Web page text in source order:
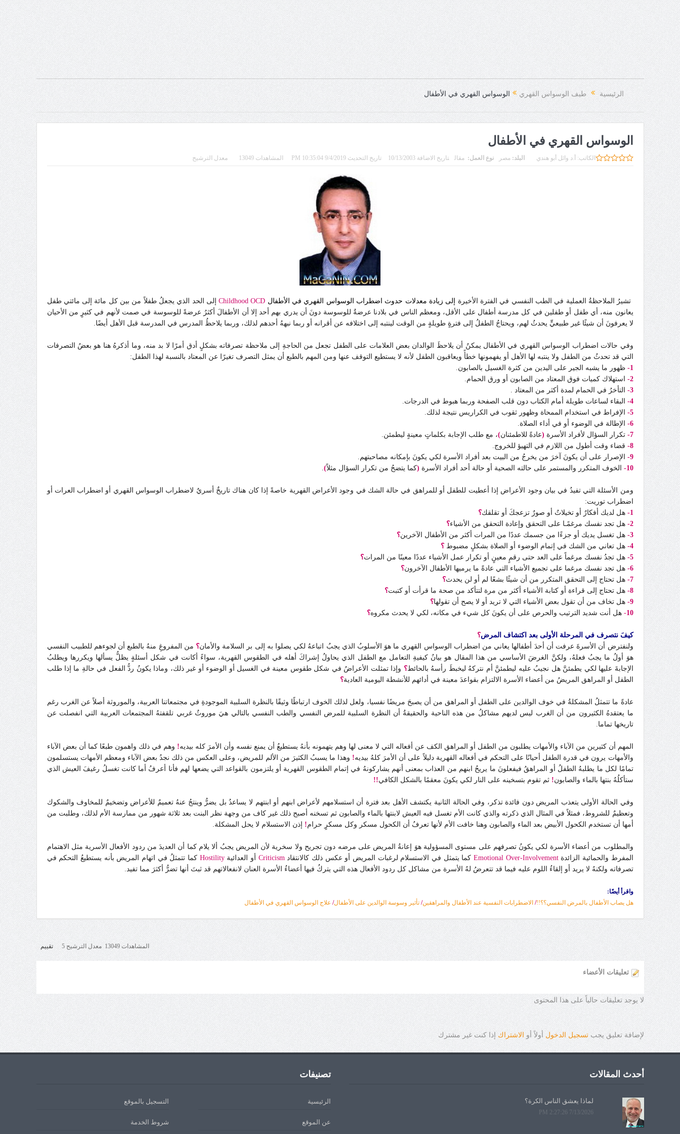
الرئيسية طيف الوسواس القهري الوسواس القهري في الأطفال
الوسواس القهري في الأطفال
الكاتب: أ.د وائل أبو هندي البلد: مصر نوع العمل:مقال تاريخ الاضافة 10/13/2003 تاريخ التحديث 9/4/2019 10:35:04 PM المشاهدات 13049 معدل الترشيح
تشيرُ الملاحظةُ العملية في الطب النفسي في الفترة الأخيرة إلى زيادة معدلات حدوث اضطراب الوسواس القهري في الأطفال Childhood OCD
إلى الحد الذي يجعلُ طفلاً من بين كل مائة إلى مائتي طفل
يعانون منه، أي طفل أو طفلين في كل مدرسة أطفال على الأقل، ومعظم الناس في بلادنا عرضةٌ للوسوسة دونَ أن يدري بهم أحد إلا أن الأطفالَ أكثرُ عرضةً للوسوسة في صمت لأنهم في كثيرٍ من الأحيان
لا يعرفونَ أن شيئًا غير طبيعيٍّ يحدثُ لهم، ويحتاجُ الطفلُ إلى فترةٍ طويلةٍ من الوقت لينتبه إلى اختلافه عن أقرانه أو ربما نبههُ أحدهم لذلك، وربما يلاحظُ المدرس في المدرسة قبل الأهل أيضًا.
وفي حالات اضطراب الوسواس القهري في الأطفال يمكنُ أن يلاحظَ الوالدان بعض العلامات على الطفل تجعل من الحاجةِ إلى ملاحظة تصرفاته بشكلٍ أدق أمرًا لا بد منه، وما أذكرهُ هنا هو بعضُ التصرفات
التي قد تحدثُ من الطفل ولا ينتبه لها الأهل أو يفهمونها خطأً ويعاقبون الطفل لأنه لا يستطيع التوقف عنها ومن المهم بالطبع أن يمثل التصرف تغيرًا عن المعتاد بالنسبة لهذا الطفل:
1- ظهور ما يشبه الجير على اليدين من كثرة الغسيل بالصابون.
2-
استهلاك كميات فوق المعتاد من الصابون أو ورق الحمام.
3-
التأخرُ في الحمام لمدة أكثر من المعتاد .
4-
البقاء لساعات طويلة أمام الكتاب دون قلب الصفحة وربما هبوط في الدرجات.
5-
الإفراط في استخدام الممحاة وظهور ثقوب في الكراريس نتيجة لذلك.
6-
الإطالة في الوضوء أو في أداء الصلاة.
7- تكرار السؤال لأفراد الأسرة (عادةً للاطمئنان)، مع طلب الإجابة بكلماتٍ معينةٍ ليطمئن.
8-
قضاء وقت أطول من اللازم في التهيؤ للخروج.
9-
الإصرار على أن يكونَ آخرَ من يخرجُ من البيت بعد أفراد الأسرة لكي يكونَ بإمكانه مصاحبتهم.
10-
الخوف المتكرر والمستمر على حالته الصحية أو حالة أحد أفراد الأسرة (كما يتضحُ من تكرار السؤال مثلاً)
.
ومن الأسئلة التي تفيدُ في بيان وجود الأعراض إذا أعطيت للطفل أو للمراهق في حالة الشك في وجود الأعراض القهرية خاصةً إذا كان هناك تاريخٌ أسريٌ لاضطراب الوسواس القهري أو اضطراب العرات أو
اضطراب توريت:
1- هل لديك أفكارٌ أو تخيلاتٌ أو صورٌ تزعجكَ أو تقلقك؟
2- هل تجد نفسك مرغمًـا على التحقق وإعادة التحقق من الأشياء؟
3- هل تغسل يديك أو جزءًا من جسمك عددًا من المرات أكثر من الأطفال الآخرين؟
4- هل تعاني من الشك في إتمام الوضوء أو الصلاة بشكلٍ مضبوط؟
5- هل تجدُ نفسك مرغماً على العد حتى رقمٍ معينٍ أو تكرار عمل الأشياء عددًا معينًا من المرات؟
6- هل تجد نفسك مرغما على تجميع الأشياء التي عادةً ما يرميها الأطفال الآخرون؟
7- هل تحتاج إلى التحقق المتكرر من أن شيئًا بشعًا لم أو لن يحدث؟
8- هل تحتاج إلى قراءة أو كتابة الأشياء أكثر من مرة لتتأكد من صحة ما قرأت أو كتبت؟
9- هل تخاف من أن تقول بعض الأشياء التي لا تريد أو لا يصح أن تقولها؟
10
- هل أنت شديد الترتيب والحرص على أن يكونَ كل شيء في مكانه، لكي لا يحدث مكروه؟
كيفَ نتصرف في المرحلة الأولى بعد اكتشاف المرض؟
ولنفترض أن الأسرةَ عرفت أن أحدَ أطفالها يعاني من اضطراب الوسواس القهري ما هوَ الأسلوبُ الذي يجبُ اتباعهُ لكي يصلوا به إلى بر السلامة والأمان؟ من المفروغِ منهُ بالطبع أن لجوءهم للطبيب النفسي
هوَ أولُ ما يجبُ فعلهُ، ولكنَّ الغرضَ الأساسي من هذا المقال هو بيانُ كيفيةِ التعامل مع الطفل الذي يحاولُ إشراكَ أهله في الطقوس القهرية، سواءً أكانت في شكل أسئلةٍ يظلُّ يسألها ويكررها ويطلبُ
الإجابةَ عليها لكي يطمئنَّ هل نجيبُ عليه ليطمئنَّ أم نتركهُ ليخبطَ رأسهُ بالحائط؟ وإذا تمثلت الأعراضُ في شكل طقوس معينة في الغسيل أو الوضوء أو غير ذلك، وماذا يكونُ ردُّ الفعل في حالةِ ما إذا طلب
الطفل أو المراهق المريضُ من أعضاء الأسرة الالتزام بقواعدَ معينة في أدائهم للأنشطة اليومية العادية؟
عادةً ما تتمثلُ المشكلةُ في خوف الوالدين على الطفل أو المراهق من أن يصبحَ مريضًا نفسيا، ولعل لذلك الخوف ارتباطًا وثيقًا بالنظرة السلبية الموجودةِ في مجتمعاتنا العربية، والموروثة أصلاً عن الغرب رغم
ما يعتقدهُ الكثيرون من أن الغرب ليس لديهم مشاكلُ من هذه الناحية والحقيقةُ أن النظرة السلبية للمرض النفسي والطب النفسي بالتالي هيَ موروثٌ غربي تلقفتهُ المجتمعات العربية التي انفصلت عن
تاريخها تماما.
المهم أن كثيرين من الآباء والأمهات يطلبون من الطفل أو المراهق الكف عن أفعاله التي لا معنى لها وهم يتهمونه بأنهُ يستطيعُ أن يمنع نفسه وأن الأمرَ كله بيديه! وهم في ذلك واهمون طبعًا كما أن بعض الآباء
والأمهات يرون في قدرة الطفل أحيانًا على التحكم في أفعاله القهرية دليلاً على أن الأمرَ كلهُ بيديه! وهذا ما يسببُ الكثيرَ من الألم للمريض، وعلى العكس من ذلك نجدُ بعض الآباء ومعظم الأمهات يستسلمون
تمامًا لكل ما يطلبهُ الطفلُ أو المراهقُ فيفعلونَ ما يريحُ ابنهم من العذاب بمعنى أنهم يشاركونهُ في إتمام الطقوس القهرية أو يلتزمون بالقواعد التي يضعها لهم فأنا أعرفُ أما كانت تغسلُ رغيفَ العيش الذي
ستأكلُهُ بنتها بالماء والصابون! ثم تقوم بتسخينه على النار لكي يكونَ معقمًا بالشكل الكافي!!
وفي الحالة الأولى يتعذب المريض دون فائدة تذكر، وفي الحالة الثانية يكتشف الأهل بعد فترة أن استسلامهم لأعراض ابنهم أو ابنتهم لا يساعدُ بل يضرُّ وينتجُ عنهُ تعميمٌ للأعراض وتضخيمٌ للمخاوف والشكوك
وتعظيمٌ للشروط، فمثلاً في المثال الذي ذكرته والذي كانت الأم تغسل فيه العيش لابنتها بالماء والصابون ثم تسخنه أصبح ذلك غير كاف من وجهة نظر البنت بعد ثلاثة شهور من ممارسة الأم لذلك، وطلبت من
أمها أن تستخدم الكحول الأبيض بعد الماء والصابون وهنا خافت الأم لأنها تعرفُ أن الكحول مسكر وكل مسكرٍ حرام! إذن الاستسلام لا يحل المشكلة.
والمطلوب من أعضاء الأسرة لكي يكونُ تصرفهم على مستوى المسؤولية هوَ إعانةُ المريض على مرضه دون تجريح ولا سخرية لأن المريض يجبُ ألا يلام كما أن العديدَ من ردود الأفعال الأسرية مثل الاهتمام
المفرط والحمائية الزائدةEmotional Over-Involvement كما يتمثل في الاستسلام لرغبات المريض أو عكس ذلك كالانتقادCriticism أو العدائيةHostility كما تتمثلُ في اتهام المريض بأنه يستطيعُ التحكم في
تصرفاته ولكنهُ لا يريد أو إلقاءُ اللوم عليه فيما قد تتعرضُ لهُ الأسرة من مشاكل كل ردود الأفعال هذه التي يتركُ فيها أعضاءُ الأسرة العنان لانفعالاتهم قد ثبتَ أنها تضرُّ أكثرَ مما تفيد.
واقرأ أيضًا:
هل يصاب الأطفال بالمرض النفسي؟؟!!/ الاضطرابات النفسية عند الأطفال والمراهقين/ تأثير وسوسة الوالدين على الأطفال/ علاج الوسواس القهري في الأطفال
المشاهدات 13049 معدل الترشيح 5 تقييم
تعليقات الأعضاء
لا يوجد تعليقات حالياً على هذا المحتوى
لإضافة تعليق يجبتسجيل الدخول أولاً أو الاشتراكإذا كنت غير مشترك
أحدث المقالات
لماذا يعشق الناس الكرة؟
7/13/2026 2:27:26 PM
تصنيفات
الرئيسية التسجيل بالموقع
عن الموقع شروط الخدمة